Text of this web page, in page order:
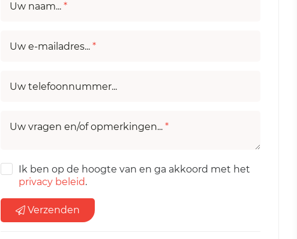
Uw naam... *
Uw e-mailadres... *
Uw telefoonnummer...
Uw vragen en/of opmerkingen... *
Ik ben op de hoogte van en ga akkoord met het
privacy beleid.
Verzenden